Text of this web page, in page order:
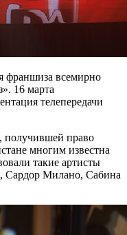
франшиза всемирно
16 марта
телепередачи
получившей право
многим известна
такие артисты
Сардор Милано, Сабина